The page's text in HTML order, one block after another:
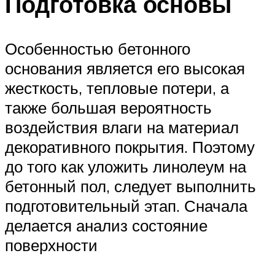
Особенностью бетонного
основания является его высокая
жесткость, тепловые потери, а
также большая вероятность
воздействия влаги на материал
декоративного покрытия. Поэтому
до того как уложить линолеум на
бетонный пол, следует выполнить
подготовительный этап. Сначала
делается анализ состояние
поверхности